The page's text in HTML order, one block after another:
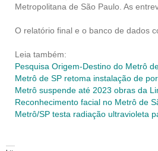
Metropolitana de São Paulo. As
O relatório final e o banco de dados
Leia também:
Pesquisa Origem-Destino do Metrô
Metrô de SP retoma instalação de
Metrô suspende até 2023 obras da
Reconhecimento facial no Metrô de
Metrô/SP testa radiação ultravioleta